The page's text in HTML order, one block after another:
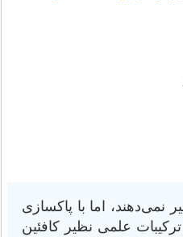
نمی‌دهند، اما با پاکسازی
علمی نظیر کافئین